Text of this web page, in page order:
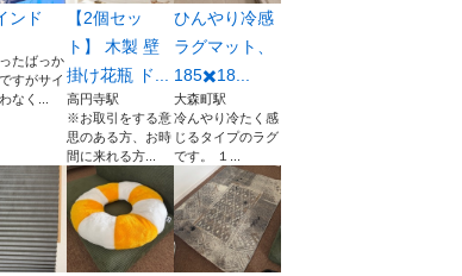
ンド
たばっか
すがサイ
なく...
⁠【2個セッ
ト】 木製 壁
掛け花瓶 ド...
高円寺駅
※お取引をする意
思のある方、お時
間に来れる方...
ひんやり冷感
ラグマット、
185✖️18...
大森町駅
冷んやり冷たく感
じるタイプのラグ
です。 １...